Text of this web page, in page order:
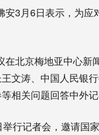
3月6日表示，为应
北京梅地亚中心
文涛、中国人民银
相关问题回答中外
记者会，邀请国家